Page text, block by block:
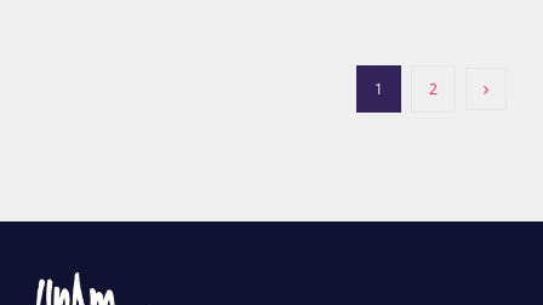
1 2